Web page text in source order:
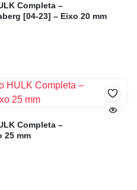
Completa –
[04-23] – Eixo 20 mm
Completa –
25 mm